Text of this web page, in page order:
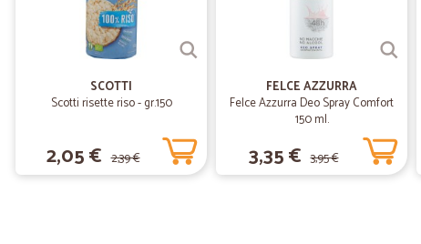
SCOTTI
Scotti risette riso - gr.150
2,05 € 2,39 €
FELCE AZZURRA
Felce Azzurra Deo Spray Comfort
150 ml.
3,35 € 3,95 €